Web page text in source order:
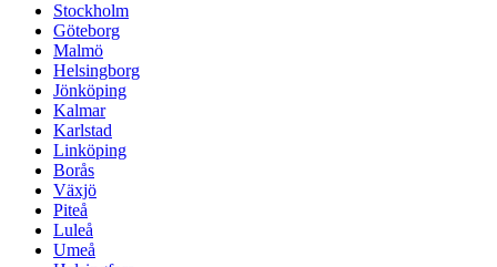
Stockholm
Göteborg
Malmö
Helsingborg
Jönköping
Kalmar
Karlstad
Linköping
Borås
Växjö
Piteå
Luleå
Umeå